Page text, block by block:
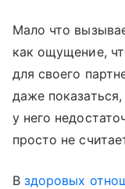
Мало что
как ощущение,
для своего
даже
у него
просто не
Вздоровых